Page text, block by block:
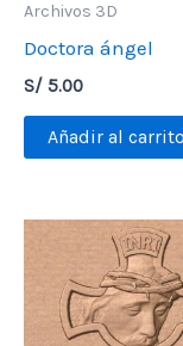
Archivos 3D
Doctora ángel
S/ 5.00
Añadir al carrito